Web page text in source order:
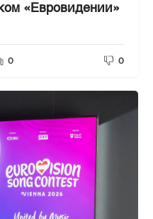
«Евровидении»
0 0